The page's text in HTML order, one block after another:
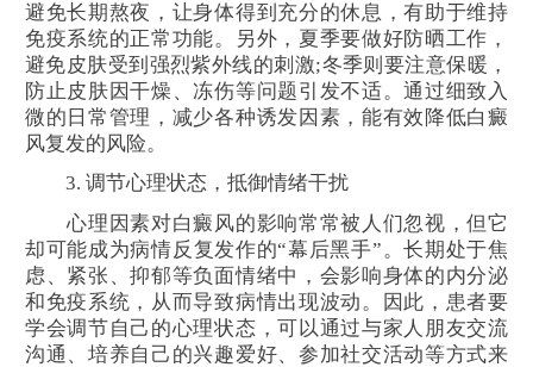
避免长期熬夜，让身体得到充分的休息，有助于维持
免疫系统的正常功能。另外，夏季要做好防晒工作，
避免皮肤受到强烈紫外线的刺激;冬季则要注意保暖，
防止皮肤因干燥、冻伤等问题引发不适。通过细致入
微的日常管理，减少各种诱发因素，能有效降低白癜
风复发的风险。
3. 调节心理状态，抵御情绪干扰
心理因素对白癜风的影响常常被人们忽视，但它
却可能成为病情反复发作的“幕后黑手”。长期处于焦
虑、紧张、抑郁等负面情绪中，会影响身体的内分泌
和免疫系统，从而导致病情出现波动。因此，患者要
学会调节自己的心理状态，可以通过与家人朋友交流
沟通、培养自己的兴趣爱好、参加社交活动等方式来